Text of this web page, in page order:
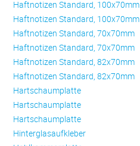
Haftnotizen Standard, 100x70mm
Haftnotizen Standard, 100x70mm
Haftnotizen Standard, 70x70mm
Haftnotizen Standard, 70x70mm
Haftnotizen Standard, 82x70mm
Haftnotizen Standard, 82x70mm
Hartschaumplatte
Hartschaumplatte
Hartschaumplatte
Hinterglasaufkleber